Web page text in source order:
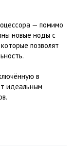
— помимо
новые ноды с
позволят
в
идеальным